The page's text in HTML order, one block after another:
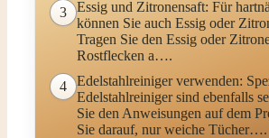
3
Essig und Zitronensaft: Für
können Sie auch Essig oder
Tragen Sie den Essig oder
Rostflecken a….
4
Edelstahlreiniger verwenden:
Edelstahlreiniger sind ebenfalls
Sie den Anweisungen auf dem
Sie darauf, nur weiche Tücher….